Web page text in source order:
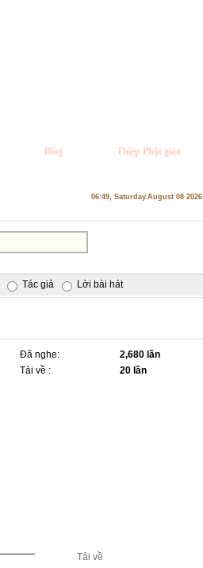
Blog Thiệp Phật giáo
06:49, Saturday.August 08 2026
Tác giả Lời bài hát
Đã nghe:
2,680 lần
Tải về :
20 lần
Tải về